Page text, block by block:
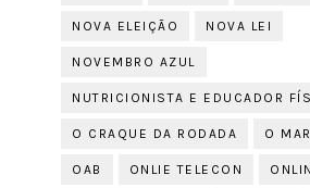
NOVA ELEIÇÃO NOVA LEI
NOVEMBRO AZUL
NUTRICIONISTA E EDUCADOR
O CRAQUE DA RODADA O
OAB ONLIE TELECON